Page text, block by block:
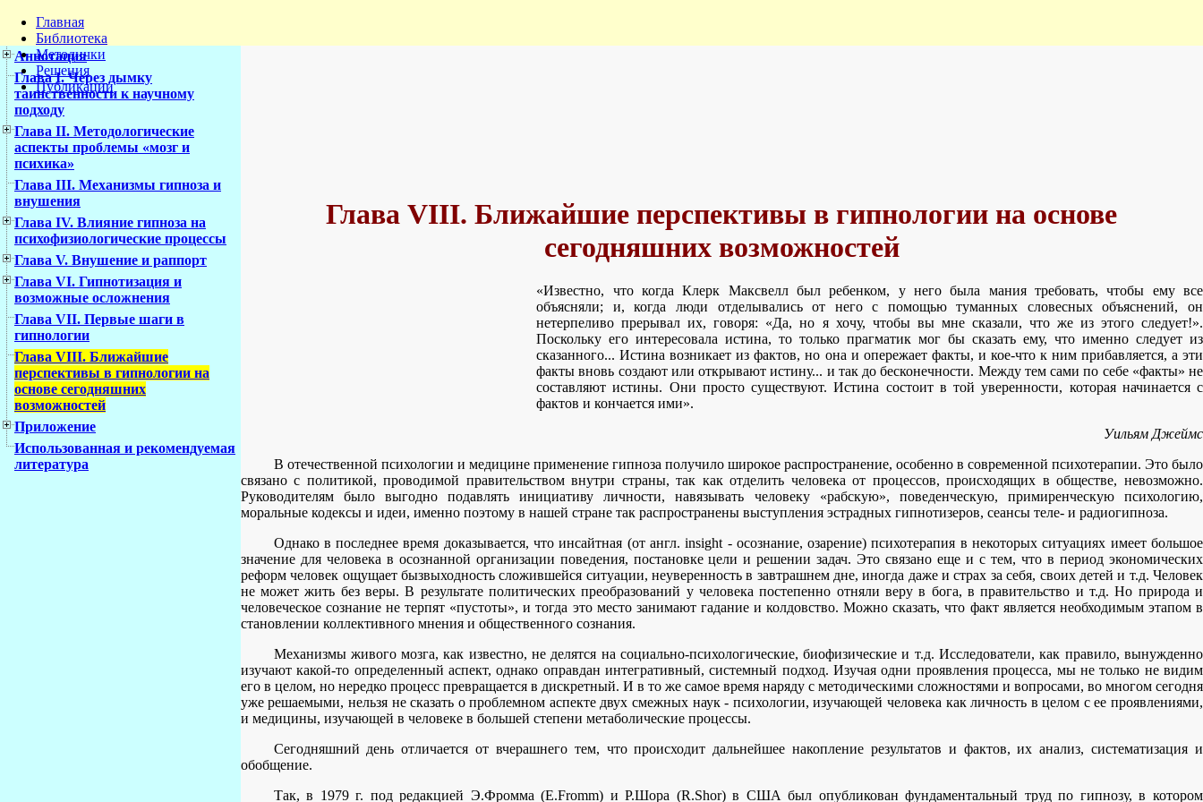
Главная
Библиотека
Методички
Решения
Публикации
Аннотация
Глава I. Через дымку
таинственности к научному
подходу
Глава II. Методологические
аспекты проблемы «мозг и
психика»
Глава III. Механизмы гипноза и
внушения
Глава IV. Влияние гипноза на
психофизиологические процессы
Глава V. Внушение и раппорт
Глава VI. Гипнотизация и
возможные осложнения
Глава VII. Первые шаги в
гипнологии
Глава VIII. Ближайшие
перспективы в гипнологии на
основе сегодняшних
возможностей
Приложение
Использованная и рекомендуемая
литература
Глава VIII. Ближайшие перспективы в гипнологии на основе
сегодняшних возможностей
«Известно, что когда Клерк Максвелл был ребенком, у него была мания требовать, чтобы ему все
объясняли; и, когда люди отделывались от него с помощью туманных словесных объяснений, он
нетерпеливо прерывал их, говоря: «Да, но я хочу, чтобы вы мне сказали, что же из этого следует!».
Поскольку его интересовала истина, то только прагматик мог бы сказать ему, что именно следует из
сказанного... Истина возникает из фактов, но она и опережает факты, и кое-что к ним прибавляется, а эти
факты вновь создают или открывают истину... и так до бесконечности. Между тем сами по себе «факты» не
составляют истины. Они просто существуют. Истина состоит в той уверенности, которая начинается с
фактов и кончается ими».
Уильям Джеймс
В отечественной психологии и медицине применение гипноза получило широкое распространение, особенно в современной психотерапии. Это было
связано с политикой, проводимой правительством внутри страны, так как отделить человека от процессов, происходящих в обществе, невозможно.
Руководителям было выгодно подавлять инициативу личности, навязывать человеку «рабскую», поведенческую, примиренческую психологию,
моральные кодексы и идеи, именно поэтому в нашей стране так распространены выступления эстрадных гипнотизеров, сеансы теле- и радиогипноза.
Однако в последнее время доказывается, что инсайтная (от англ. insight - осознание, озарение) психотерапия в некоторых ситуациях имеет большое
значение для человека в осознанной организации поведения, постановке цели и решении задач. Это связано еще и с тем, что в период экономических
реформ человек ощущает бызвыходность сложившейся ситуации, неуверенность в завтрашнем дне, иногда даже и страх за себя, своих детей и т.д. Человек
не может жить без веры. В результате политических преобразований у человека постепенно отняли веру в бога, в правительство и т.д. Но природа и
человеческое сознание не терпят «пустоты», и тогда это место занимают гадание и колдовство. Можно сказать, что факт является необходимым этапом в
становлении коллективного мнения и общественного сознания.
Механизмы живого мозга, как известно, не делятся на социально-психологические, биофизические и т.д. Исследователи, как правило, вынужденно
изучают какой-то определенный аспект, однако оправдан интегративный, системный подход. Изучая одни проявления процесса, мы не только не видим
его в целом, но нередко процесс превращается в дискретный. И в то же самое время наряду с методическими сложностями и вопросами, во многом сегодня
уже решаемыми, нельзя не сказать о проблемном аспекте двух смежных наук - психологии, изучающей человека как личность в целом с ее проявлениями,
и медицины, изучающей в человеке в большей степени метаболические процессы.
Сегодняшний день отличается от вчерашнего тем, что происходит дальнейшее накопление результатов и фактов, их анализ, систематизация и
обобщение.
Так, в 1979 г. под редакцией Э.Фромма (E.Fromm) и Р.Шора (R.Shor) в США был опубликован фундаментальный труд по гипнозу, в котором